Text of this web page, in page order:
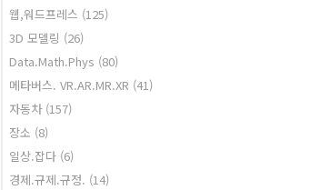
웹,워드프레스 (125)
3D 모델링 (26)
Data.Math.Phys (80)
메타버스. VR.AR.MR.XR (41)
자동차 (157)
장소 (8)
일상.잡다 (6)
경제.규제.규정. (14)